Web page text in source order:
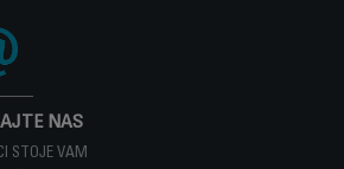
NAS
STOJE VAM